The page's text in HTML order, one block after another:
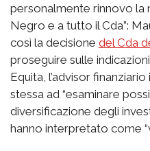
personalmente rinnovo la
Negro e a tutto il Cda”:
così la decisione del Cda
proseguire sulle
Equita, l’advisor
stessa ad “esaminare
diversificazione degli
hanno interpretato come